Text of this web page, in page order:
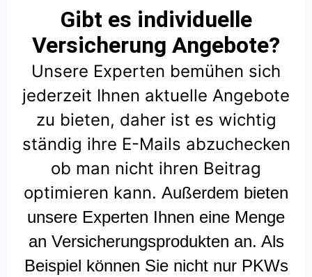
Gibt es individuelle
Versicherung Angebote?
Unsere Experten bemühen sich
jederzeit Ihnen aktuelle Angebote
zu bieten, daher ist es wichtig
ständig ihre E-Mails abzuchecken
ob man nicht ihren Beitrag
optimieren kann. Außerdem bieten
unsere Experten Ihnen eine Menge
an Versicherungsprodukten an. Als
Beispiel können Sie nicht nur PKWs